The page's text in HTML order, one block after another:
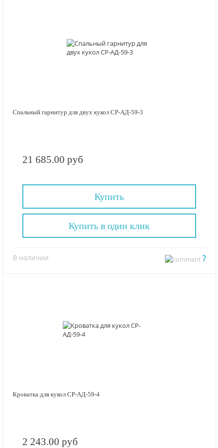
Спальный гарнитур для двух кукол СР-АД-59-3
21 685.00 руб
Купить
В наличии ?
Купить в один клик
Кроватка для кукол СР-АД-59-4
2 243.00 руб